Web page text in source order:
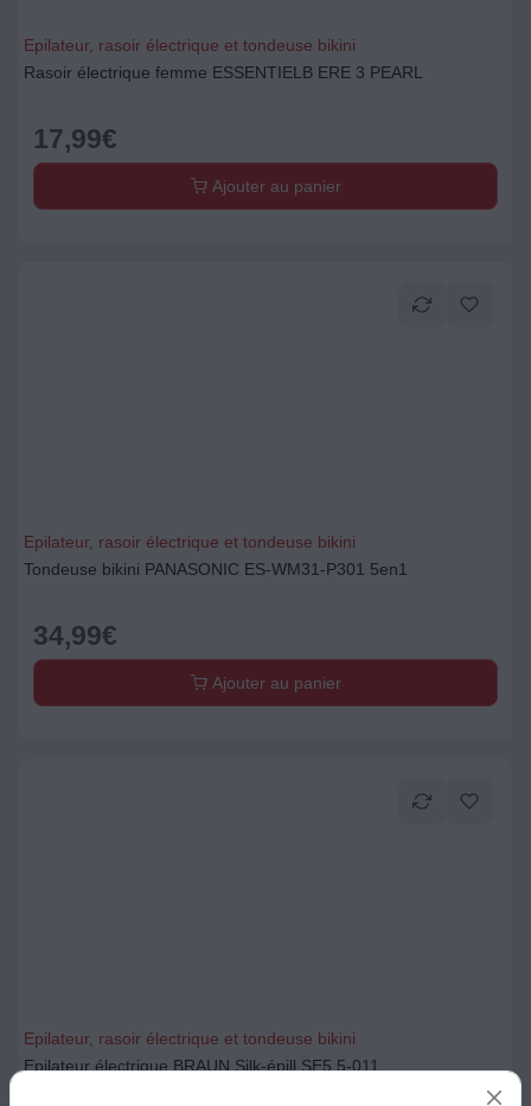
Epilateur, rasoir électrique et tondeuse bikini
Rasoir électrique femme ESSENTIELB ERE 3 PEARL
17,99€
Ajouter au panier
Epilateur, rasoir électrique et tondeuse bikini
Tondeuse bikini PANASONIC ES-WM31-P301 5en1
34,99€
Ajouter au panier
Epilateur, rasoir électrique et tondeuse bikini
Epilateur électrique BRAUN Silk-épill SE5 5-011